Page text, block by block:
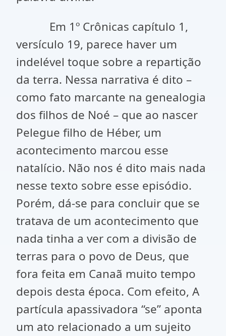
Em 1º Crônicas capítulo 1,
versículo 19, parece haver um
indelével toque sobre a repartição
da terra. Nessa narrativa é dito –
como fato marcante na genealogia
dos filhos de Noé – que ao nascer
Pelegue filho de Héber, um
acontecimento marcou esse
natalício. Não nos é dito mais nada
nesse texto sobre esse episódio.
Porém, dá-se para concluir que se
tratava de um acontecimento que
nada tinha a ver com a divisão de
terras para o povo de Deus, que
fora feita em Canaã muito tempo
depois desta época. Com efeito, A
partícula apassivadora “se” aponta
um ato relacionado a um sujeito